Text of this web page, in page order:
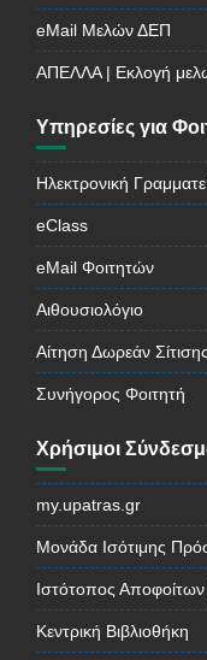
eMail Μελών ΔΕΠ
ΑΠΕΛΛΑ | Εκλογή
Υπηρεσίες για
Ηλεκτρονική
eClass
eMail Φοιτητών
Αιθουσιολόγιο
Αίτηση Δωρεάν Σίτισης
Συνήγορος Φοιτητή
Χρήσιμοι
my.upatras.gr
Μονάδα Ισότιμης
Ιστότοπος
Κεντρική Βιβλιοθήκη